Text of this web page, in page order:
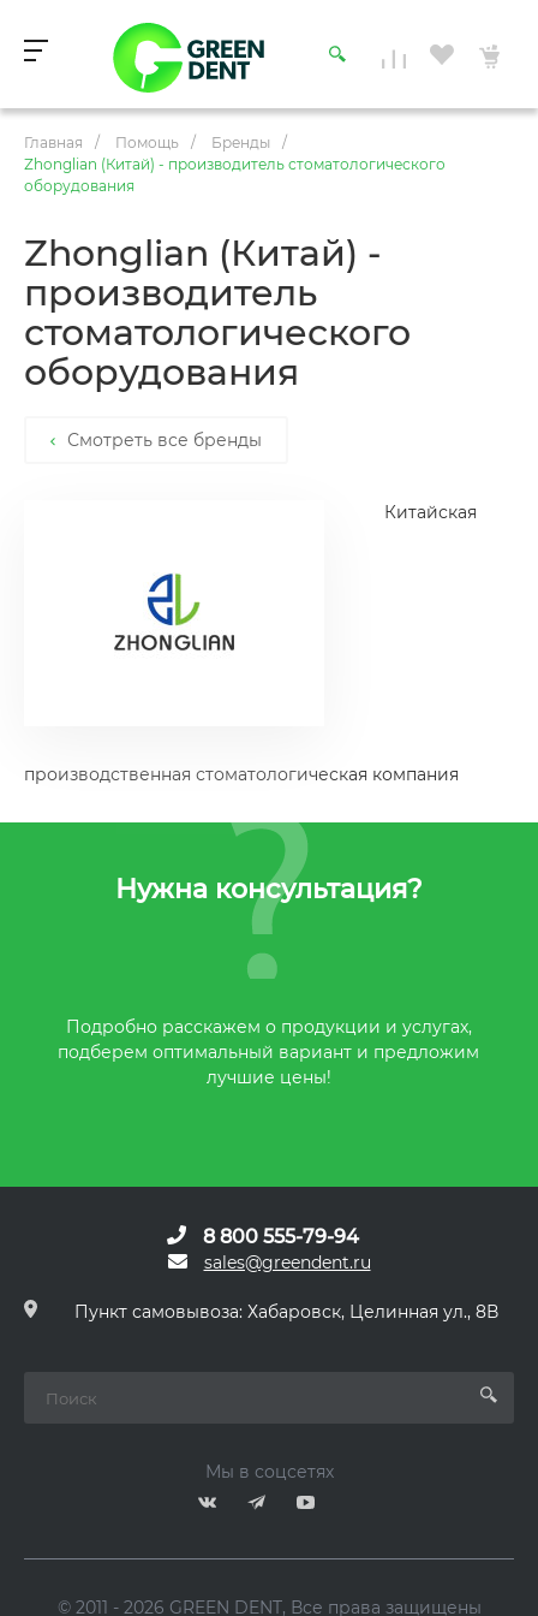
Главная / Помощь / Бренды
/
Zhonglian (Китай) - производитель стоматологического
оборудования
Zhonglian (Китай) -
производитель
стоматологического
оборудования
Смотреть все бренды
Китайская
производственная стоматологическая компания
Нужна консультация?
Подробно расскажем о продукции и услугах,
подберем оптимальный вариант и предложим
лучшие цены!
8 800 555-79-94
sales@greendent.ru
Пункт самовывоза: Хабаровск, Целинная ул., 8В
Мы в соцсетях
© 2011 - 2026 GREEN DENT, Все права защищены